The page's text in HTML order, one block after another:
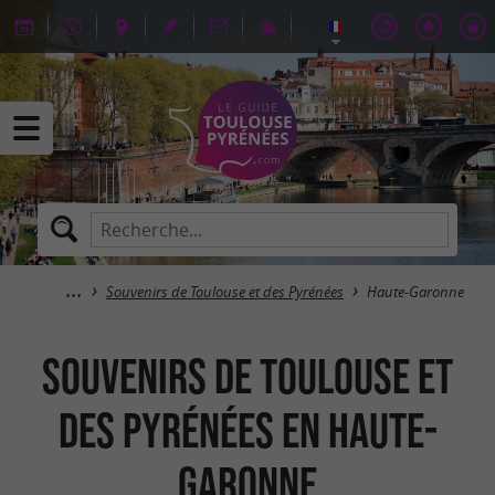
Souvenirs de Toulouse et des Pyrénées Haute-Garonne
Souvenirs de Toulouse et
des Pyrénées en Haute-
Garonne